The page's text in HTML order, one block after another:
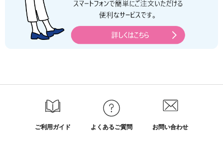
ご利用ガイド よくあるご質問 お問い合わせ